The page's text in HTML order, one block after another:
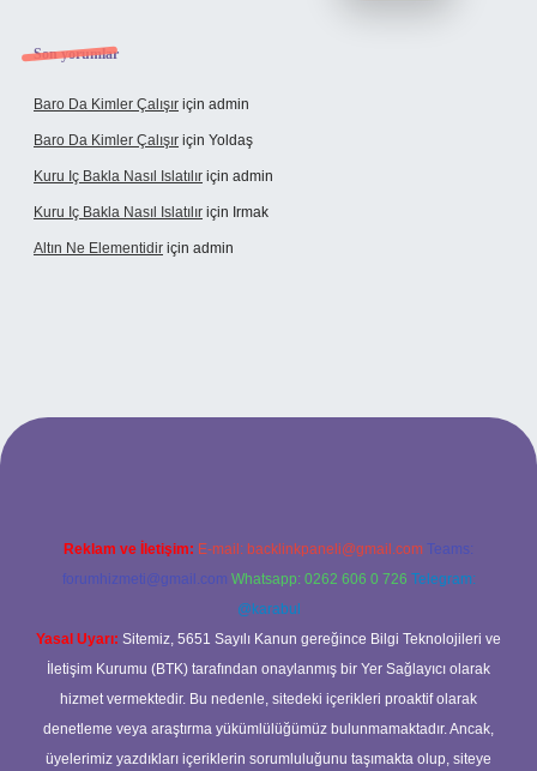
Son yorumlar
Baro Da Kimler Çalışır için admin
Baro Da Kimler Çalışır için Yoldaş
Kuru Iç Bakla Nasıl Islatılır için admin
Kuru Iç Bakla Nasıl Islatılır için Irmak
Altın Ne Elementidir için admin
betexper güncel giriş
Reklam ve İletişim: E-mail: backlinkpaneli@gmail.com Teams:
forumhizmeti@gmail.com Whatsapp: 0262 606 0 726 Telegram:
@karabul
Yasal Uyarı: Sitemiz, 5651 Sayılı Kanun gereğince Bilgi Teknolojileri ve
İletişim Kurumu (BTK) tarafından onaylanmış bir Yer Sağlayıcı olarak
hizmet vermektedir. Bu nedenle, sitedeki içerikleri proaktif olarak
denetleme veya araştırma yükümlülüğümüz bulunmamaktadır. Ancak,
üyelerimiz yazdıkları içeriklerin sorumluluğunu taşımakta olup, siteye